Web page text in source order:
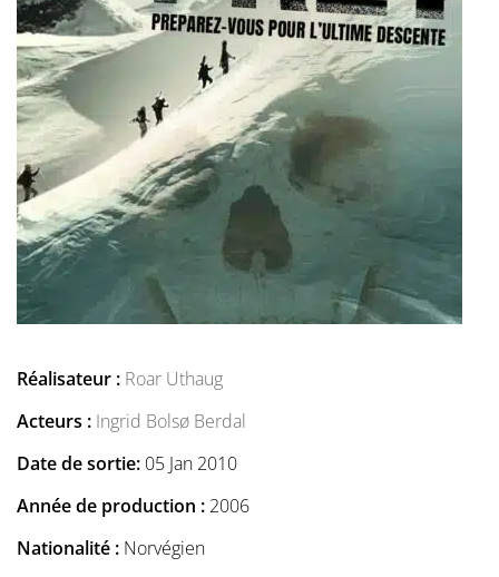
Réalisateur : Roar Uthaug
Acteurs : Ingrid Bolsø Berdal
Date de sortie: 05 Jan 2010
Année de production : 2006
Nationalité : Norvégien